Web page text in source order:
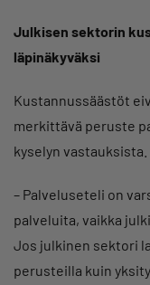
Julkisen sektorin
läpinäkyväksi
Kustannussäästöt
merkittävä peruste
kyselyn vastauksista.
– Palveluseteli on
palveluita, vaikka
Jos julkinen sektori
perusteilla kuin